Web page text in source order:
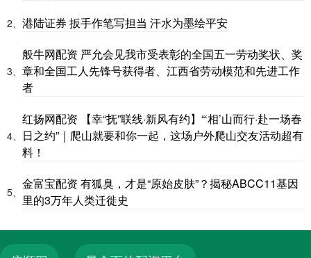
2、 港陆证券 扳手作笔写担当 汗水为墨绘平安
3、
般牛网配资 严允会见我市受表彰的全国五一劳动奖状、奖
章和全国工人先锋号获得者、江西省劳动模范和先进工作
者
4、
红扬网配资 【幸“抚”联线·新风有约】“‘相’山而行·赴一场春
日之约”｜爬山就要和你一起，这场户外爬山交友活动超有
料！
5、
金富宝配资 有狐臭，才是“原始皮肤”？揭秘ABCC11基因
里的3万年人类迁徙史